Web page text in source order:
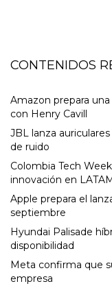
CONTENIDOS
Amazon prepara
con Henry Cavill
JBL lanza
de ruido
Colombia Tech
innovación en
Apple prepara el
septiembre
Hyundai Palisade
disponibilidad
Meta confirma que
empresa